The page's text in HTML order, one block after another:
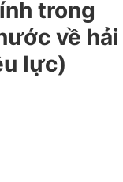
trong
về hải
lực)